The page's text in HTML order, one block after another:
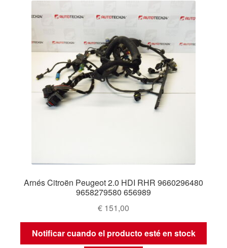
Arnés Citroën Peugeot 2.0 HDI RHR 9660296480
9658279580 656989
€ 151,00
Notificar cuando el producto esté en stock